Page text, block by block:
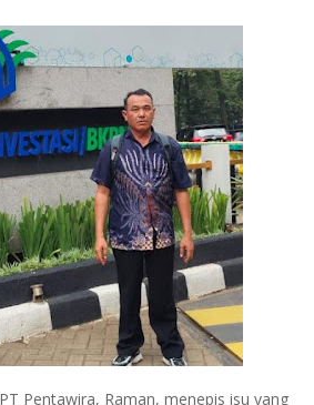
Pentawira, Raman, menepis isu yang